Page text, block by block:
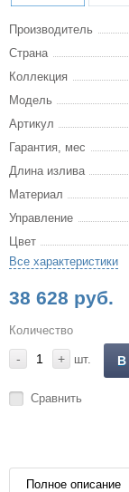
Производитель
Страна
Коллекция
Модель
Артикул
Гарантия, мес
Длина излива
Материал
Управление
Цвет
Все характеристики
38 628 руб.
Количество
- + шт. В
Сравнить
Полное описание